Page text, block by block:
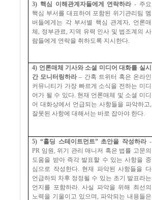
3) 핵심 이해관계자들에게 연락하라- 주요
핵심 부서를 대표하여 포함된 위기관리팀 멤
버들에게는 각 부서별 핵심 관계자, 언론매
체, 정부관료, 지역 유력 인사 및 법조계의 사
람들에게 연락을 취하도록 지시한다.
4) 언론매체 기사와 소셜 미디어 대화를 실시
간 모니터링하라 – 간혹 트위터 혹은 온라인
커뮤니티가 가장 빠르게 소식을 전하는 미디
어가 될 수 있다. 현재 언론매체 및 소셜 미디
어 대화상에서 언급되는 사항들을 파악하고,
잘못된 사항에 대해서는 바로 잡아야 한다.
5) “홀딩 스테이트먼트” 초안을 작성하라 -
PR 임원, 위기 관리 매니저 혹은 법률 고문의
도움을 받아 즉각 발표할 수 있는 사항을 중
심으로 작성한다. 현재 파악된 사항들을 다
언급하되 차후 정정될 수 있는 초기 발표라는
언지를 포함하라. 사실 파악을 위해 최선의
노력을 기울이고 있으며, 파악되는 내용들은